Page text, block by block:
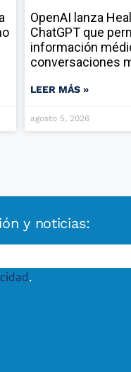
OpenAI lanza
ChatGPT que
información
conversaciones
LEER MÁS »
agosto 5, 2026
y noticias:
.